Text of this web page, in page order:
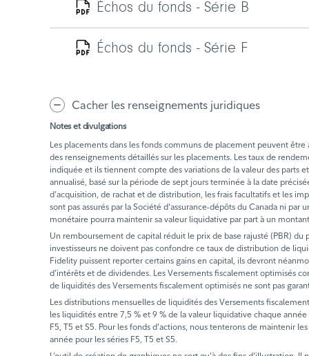
Échos du fonds - Série B
Échos du fonds - Série F
Cacher les renseignements juridiques
Notes et divulgations
Les placements dans les fonds communs de placement peuvent
des renseignements détaillés sur les placements. Les taux de
indiquée et ils tiennent compte des variations de la valeur des parts
annualisé, basé sur la période de sept jours terminée à la date
d’acquisition, de rachat et de distribution, les frais facultatifs et les
sont pas assurés par la Société d'assurance-dépôts du Canada ni
monétaire pourra maintenir sa valeur liquidative par part à un
Un remboursement de capital réduit le prix de base rajusté (PBR) du
investisseurs ne doivent pas confondre ce taux de distribution de
Fidelity puissent reporter certains gains en capital, ils devront
d’intérêts et de dividendes. Les Versements fiscalement optimisés
de liquidités des Versements fiscalement optimisés ne sont pas
Les distributions mensuelles de liquidités des Versements
les liquidités entre 7,5 % et 9 % de la valeur liquidative chaque
F5, T5 et S5. Pour les fonds d’actions, nous tenterons de maintenir
année pour les séries F5, T5 et S5.